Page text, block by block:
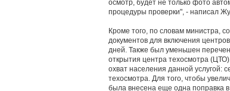
осмотр, будет не только фото
процедуры проверки", - написал
Кроме того, по словам министра,
документов для включения
дней. Также был уменьшен
открытия центра техосмотра
охват населения данной услугой:
техосмотра. Для того, чтобы
была внесена еще одна поправка